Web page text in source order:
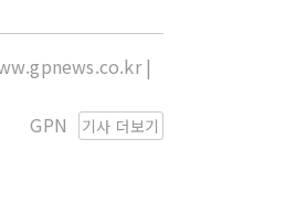
|
기사 더보기
GPN